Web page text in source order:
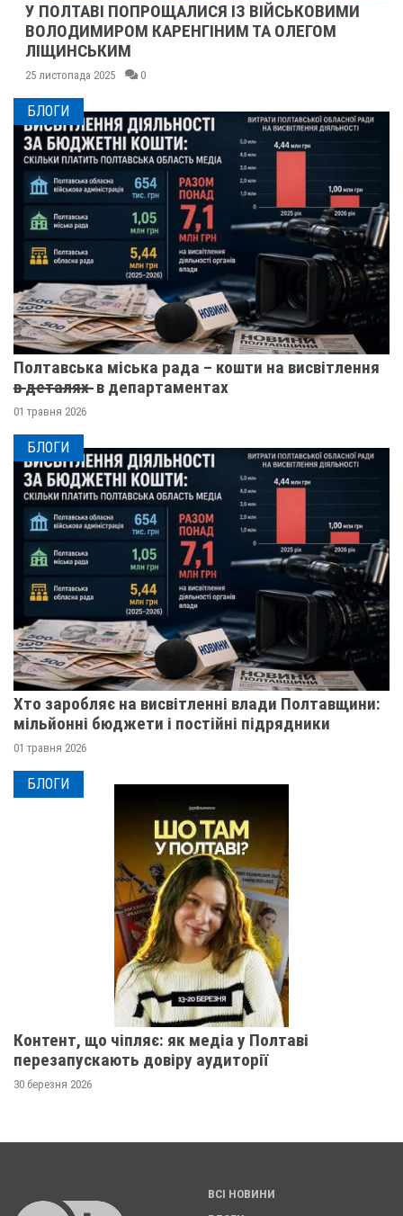
У ПОЛТАВІ ПОПРОЩАЛИСЯ ІЗ ВІЙСЬКОВИМИ
ВОЛОДИМИРОМ КАРЕНГІНИМ ТА ОЛЕГОМ
ЛІЩИНСЬКИМ
25 листопада 2025 0
БЛОГИ
Полтавська міська рада – кошти на висвітлення
в̶ ̶д̶е̶т̶а̶л̶я̶х̶ ̶ в департаментах
01 травня 2026
БЛОГИ
Хто заробляє на висвітленні влади Полтавщини:
мільйонні бюджети і постійні підрядники
01 травня 2026
БЛОГИ
Контент, що чіпляє: як медіа у Полтаві
перезапускають довіру аудиторії
30 березня 2026
ВСІ НОВИНИ